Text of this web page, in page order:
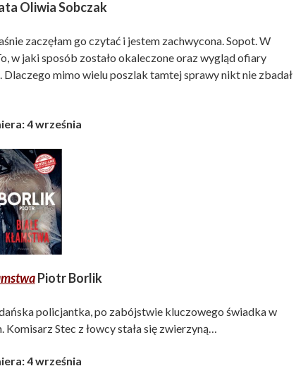
Oliwia Sobczak
zaczęłam go czytać i jestem zachwycona. Sopot. W
w jaki sposób zostało okaleczone oraz wygląd ofiary
mimo wielu poszlak tamtej sprawy nikt nie zbadał
4 września
Piotr Borlik
policjantka, po zabójstwie kluczowego świadka w
Stec z łowcy stała się zwierzyną…
4 września